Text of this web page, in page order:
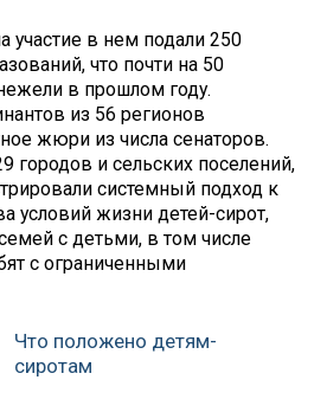
участие в нем подали 250
что почти на 50
в прошлом году.
из 56 регионов
жюри из числа сенаторов.
городов и сельских поселений,
системный подход к
условий жизни детей-сирот,
с детьми, в том числе
с ограниченными
Что положено детям-
сиротам